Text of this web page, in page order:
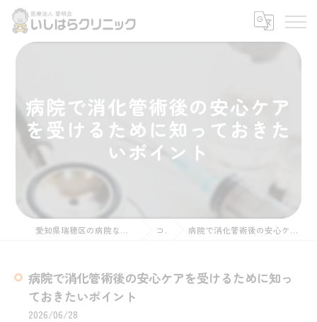
病院で消化管術後の安心ケア
を受けるために知っておきた
いポイント
愛知県瑞穂区の病院なら医療法人愛明会いしはらクリニック コラム 病院で消化管術後の安心ケアを受けるために知っておきたいポイント
病院で消化管術後の安心ケアを受けるために知っ
ておきたいポイント
2026/06/28